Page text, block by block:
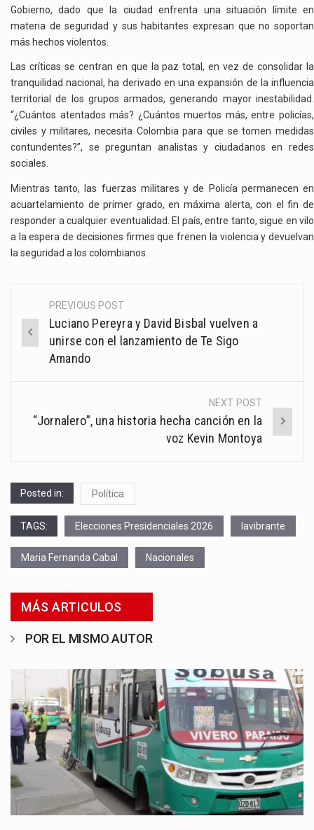
Gobierno, dado que la ciudad enfrenta una situación límite en
materia de seguridad y sus habitantes expresan que no soportan
más hechos violentos.
Las críticas se centran en que la paz total, en vez de consolidar la
tranquilidad nacional, ha derivado en una expansión de la influencia
territorial de los grupos armados, generando mayor inestabilidad.
“¿Cuántos atentados más? ¿Cuántos muertos más, entre policías,
civiles y militares, necesita Colombia para que se tomen medidas
contundentes?”, se preguntan analistas y ciudadanos en redes
sociales.
Mientras tanto, las fuerzas militares y de Policía permanecen en
acuartelamiento de primer grado, en máxima alerta, con el fin de
responder a cualquier eventualidad. El país, entre tanto, sigue en vilo
a la espera de decisiones firmes que frenen la violencia y devuelvan
la seguridad a los colombianos.
Post
navigation
PREVIOUS POST
Luciano Pereyra y David Bisbal vuelven a
unirse con el lanzamiento de Te Sigo
Amando
NEXT POST
“Jornalero”, una historia hecha canción en la
voz Kevin Montoya
Posted in: Política
TAGS: Elecciones Presidenciales 2026 lavibrante
Maria Fernanda Cabal Nacionales
MÁS ARTICULOS
POR EL MISMO AUTOR